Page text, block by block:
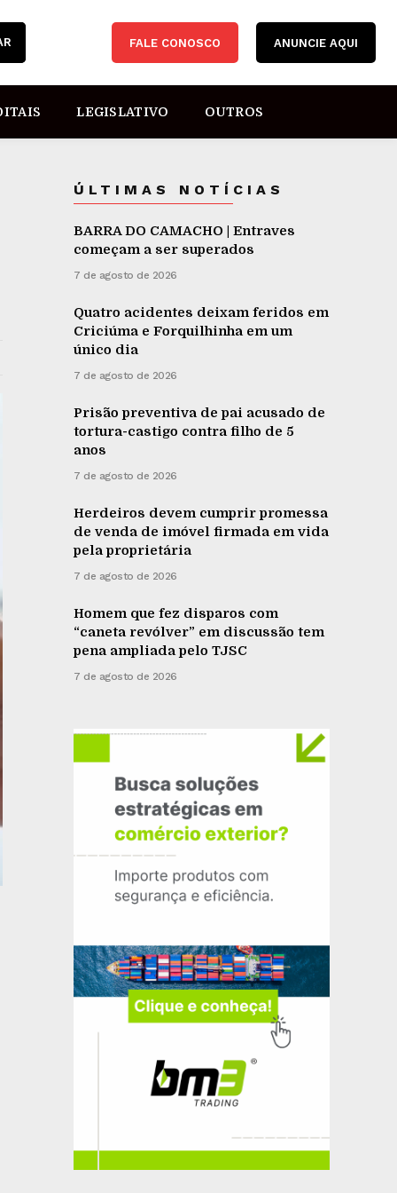
FALE CONOSCO ANUNCIE AQUI
LEGISLATIVO OUTROS
ÚLTIMAS NOTÍCIAS
BARRA DO CAMACHO | Entraves
começam a ser superados
7 de agosto de 2026
Quatro acidentes deixam feridos em
Criciúma e Forquilhinha em um
único dia
7 de agosto de 2026
Prisão preventiva de pai acusado de
tortura-castigo contra filho de 5
anos
7 de agosto de 2026
Herdeiros devem cumprir promessa
de venda de imóvel firmada em vida
pela proprietária
7 de agosto de 2026
Homem que fez disparos com
“caneta revólver” em discussão tem
pena ampliada pelo TJSC
7 de agosto de 2026